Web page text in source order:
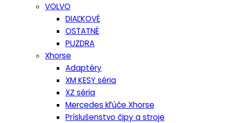
VOLVO
DIAĽKOVÉ
OSTATNÉ
PUZDRA
Xhorse
Adaptéry
XM KESY séria
XZ séria
Mercedes kľúče Xhorse
Príslušenstvo čipy a stroje